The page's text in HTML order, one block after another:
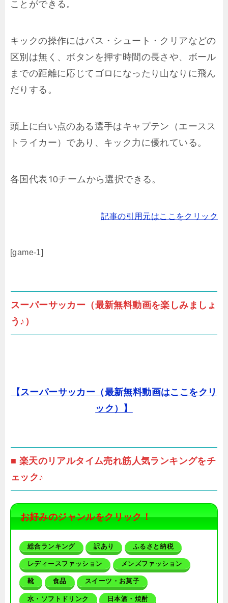
ことができる。
キックの操作にはパス・シュート・クリアなどの
区別は無く、ボタンを押す時間の長さや、ボール
までの距離に応じてゴロになったり山なりに飛ん
だりする。
頭上に白い点のある選手はキャプテン（エースス
トライカー）であり、キック力に優れている。
各国代表10チームから選択できる。
記事の引用元はここをクリック
[game-1]
スーパーサッカー（最新無料動画を楽しみましょ
う♪）
【スーパーサッカー（最新無料動画はここをクリ
ック）】
■ 楽天のリアルタイム売れ筋人気ランキングをチ
ェック♪
お好みのジャンルをクリック！
総合ランキング 訳あり ふるさと納税
レディースファッション メンズファッション
靴 食品 スイーツ・お菓子
水・ソフトドリンク 日本酒・焼酎